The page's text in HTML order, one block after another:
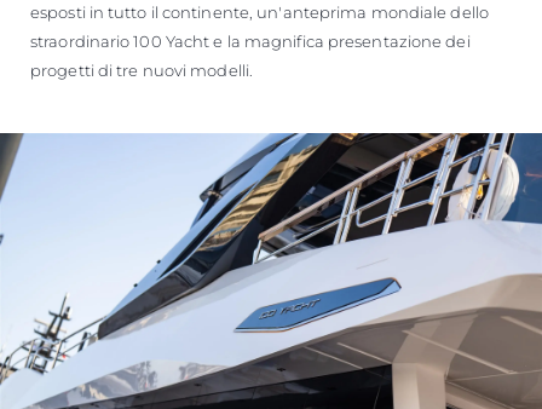
esposti in tutto il continente, un'anteprima mondiale dello
straordinario 100 Yacht e la magnifica presentazione dei
progetti di tre nuovi modelli.